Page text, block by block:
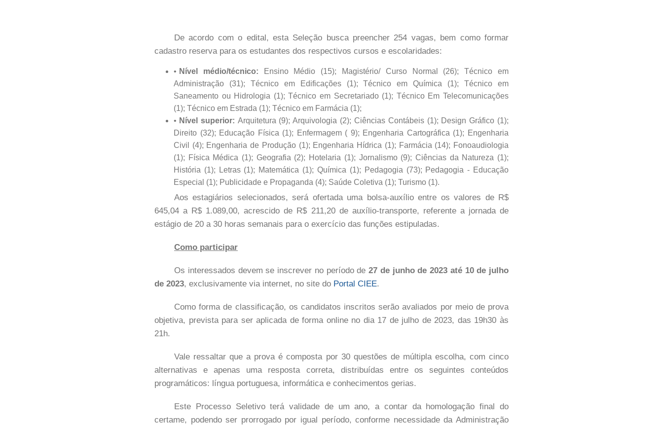
De acordo com o edital, esta Seleção busca preencher 254 vagas, bem como formar
cadastro reserva para os estudantes dos respectivos cursos e escolaridades:
Nível médio/técnico: Ensino Médio (15); Magistério/ Curso Normal (26); Técnico em
Administração (31); Técnico em Edificações (1); Técnico em Química (1); Técnico em
Saneamento ou Hidrologia (1); Técnico em Secretariado (1); Técnico Em Telecomunicações
(1); Técnico em Estrada (1); Técnico em Farmácia (1);
Nível superior: Arquitetura (9); Arquivologia (2); Ciências Contábeis (1); Design Gráfico (1);
Direito (32); Educação Física (1); Enfermagem ( 9); Engenharia Cartográfica (1); Engenharia
Civil (4); Engenharia de Produção (1); Engenharia Hídrica (1); Farmácia (14); Fonoaudiologia
(1); Física Médica (1); Geografia (2); Hotelaria (1); Jornalismo (9); Ciências da Natureza (1);
História (1); Letras (1); Matemática (1); Química (1); Pedagogia (73); Pedagogia - Educação
Especial (1); Publicidade e Propaganda (4); Saúde Coletiva (1); Turismo (1).
Aos estagiários selecionados, será ofertada uma bolsa-auxílio entre os valores de R$
645,04 a R$ 1.089,00, acrescido de R$ 211,20 de auxílio-transporte, referente a jornada de
estágio de 20 a 30 horas semanais para o exercício das funções estipuladas.
Como participar
Os interessados devem se inscrever no período de 27 de junho de 2023 até 10 de julho
de 2023, exclusivamente via internet, no site do Portal CIEE.
Como forma de classificação, os candidatos inscritos serão avaliados por meio de prova
objetiva, prevista para ser aplicada de forma online no dia 17 de julho de 2023, das 19h30 às
21h.
Vale ressaltar que a prova é composta por 30 questões de múltipla escolha, com cinco
alternativas e apenas uma resposta correta, distribuídas entre os seguintes conteúdos
programáticos: língua portuguesa, informática e conhecimentos gerias.
Este Processo Seletivo terá validade de um ano, a contar da homologação final do
certame, podendo ser prorrogado por igual período, conforme necessidade da Administração